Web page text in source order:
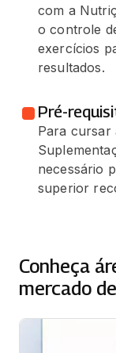
com a
o controle
exercícios
resultados.
Pré-
Para cursar
necessário
superior
Conheça
mercado